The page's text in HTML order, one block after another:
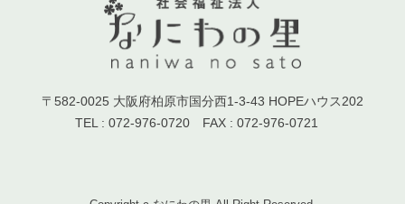
〒582-0025 大阪府柏原市国分西1-3-43 HOPEハウス202
TEL : 072-976-0720 FAX : 072-976-0721